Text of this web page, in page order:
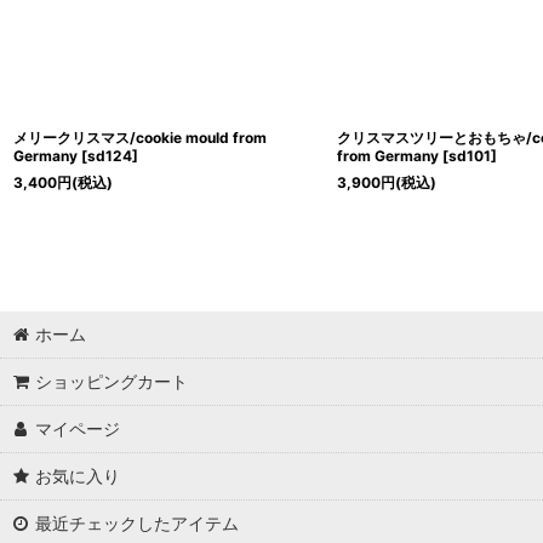
メリークリスマス/cookie mould from
Germany [sd124]
3,400円(税込)
クリスマスツリーとおもちゃ/
from Germany [sd101]
3,900円(税込)
ホーム
ショッピングカート
マイページ
お気に入り
最近チェックしたアイテム